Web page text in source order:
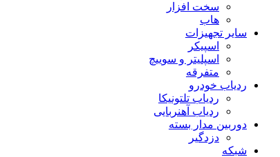
سخت افزار
هاب
سایر تجهیزات
اسپیکر
اسپلیتر و سوییچ
متفرقه
ردیاب خودرو
ردیاب تلتونیکا
ردیاب آهنربایی
دوربین مدار بسته
دزدگیر
شبکه